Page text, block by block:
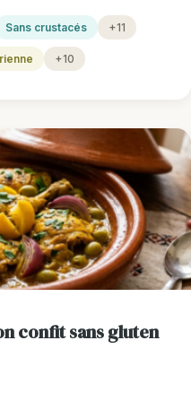
Sans crustacés +11
+10
confit sans gluten